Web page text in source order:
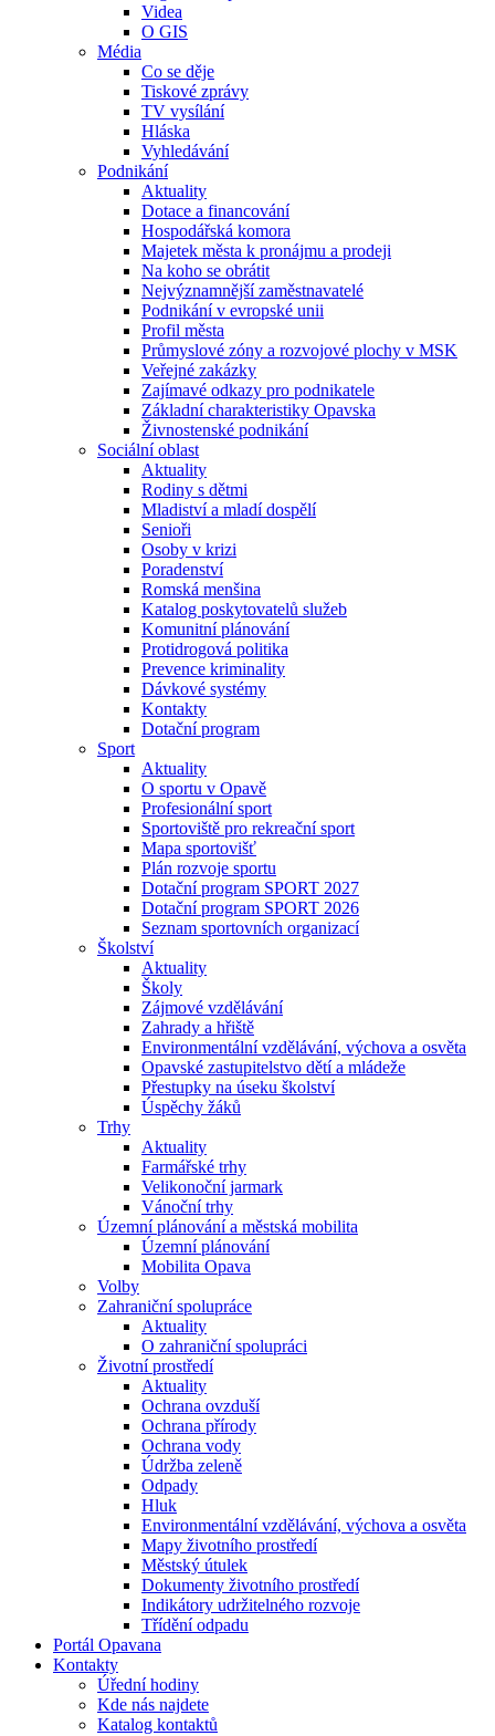
Videa
O GIS
Média
Co se děje
Tiskové zprávy
TV vysílání
Hláska
Vyhledávání
Podnikání
Aktuality
Dotace a financování
Hospodářská komora
Majetek města k pronájmu a prodeji
Na koho se obrátit
Nejvýznamnější zaměstnavatelé
Podnikání v evropské unii
Profil města
Průmyslové zóny a rozvojové plochy v MSK
Veřejné zakázky
Zajímavé odkazy pro podnikatele
Základní charakteristiky Opavska
Živnostenské podnikání
Sociální oblast
Aktuality
Rodiny s dětmi
Mladiství a mladí dospělí
Senioři
Osoby v krizi
Poradenství
Romská menšina
Katalog poskytovatelů služeb
Komunitní plánování
Protidrogová politika
Prevence kriminality
Dávkové systémy
Kontakty
Dotační program
Sport
Aktuality
O sportu v Opavě
Profesionální sport
Sportoviště pro rekreační sport
Mapa sportovišť
Plán rozvoje sportu
Dotační program SPORT 2027
Dotační program SPORT 2026
Seznam sportovních organizací
Školství
Aktuality
Školy
Zájmové vzdělávání
Zahrady a hřiště
Environmentální vzdělávání, výchova a osvěta
Opavské zastupitelstvo dětí a mládeže
Přestupky na úseku školství
Úspěchy žáků
Trhy
Aktuality
Farmářské trhy
Velikonoční jarmark
Vánoční trhy
Územní plánování a městská mobilita
Územní plánování
Mobilita Opava
Volby
Zahraniční spolupráce
Aktuality
O zahraniční spolupráci
Životní prostředí
Aktuality
Ochrana ovzduší
Ochrana přírody
Ochrana vody
Údržba zeleně
Odpady
Hluk
Environmentální vzdělávání, výchova a osvěta
Mapy životního prostředí
Městský útulek
Dokumenty životního prostředí
Indikátory udržitelného rozvoje
Třídění odpadu
Portál Opavana
Kontakty
Úřední hodiny
Kde nás najdete
Katalog kontaktů